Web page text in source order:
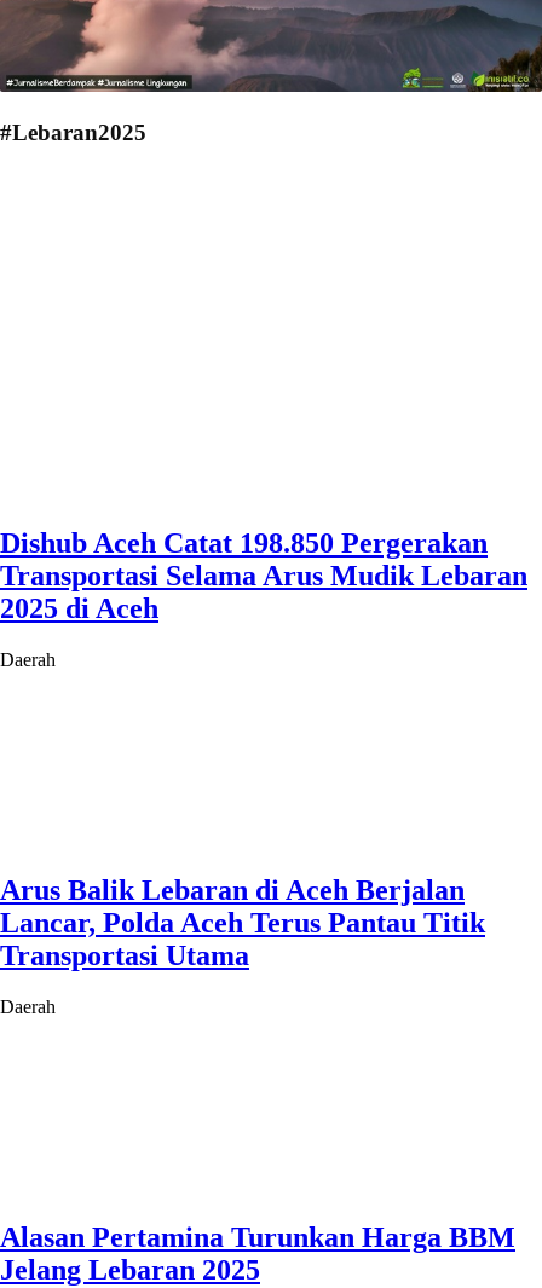
#Lebaran2025
Dishub Aceh Catat 198.850 Pergerakan
Transportasi Selama Arus Mudik Lebaran
2025 di Aceh
Daerah
Arus Balik Lebaran di Aceh Berjalan
Lancar, Polda Aceh Terus Pantau Titik
Transportasi Utama
Daerah
Alasan Pertamina Turunkan Harga BBM
Jelang Lebaran 2025